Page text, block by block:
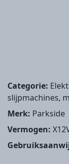
Categorie:
slijpmachines,
Merk: Parkside
Vermogen: